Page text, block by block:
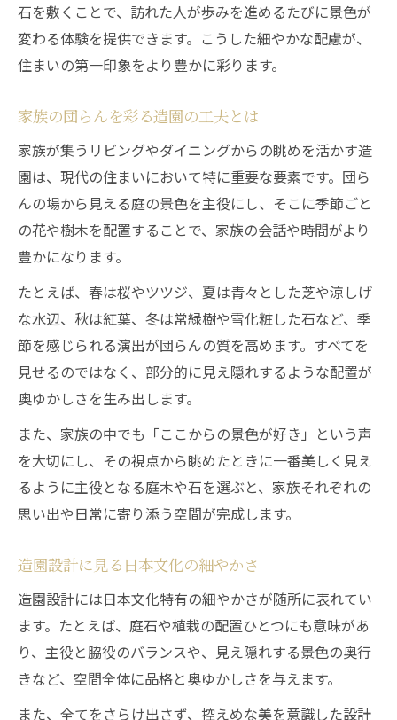
石を敷くことで、訪れた人が歩みを進めるたびに景色が
変わる体験を提供できます。こうした細やかな配慮が、
住まいの第一印象をより豊かに彩ります。
家族の団らんを彩る造園の工夫とは
家族が集うリビングやダイニングからの眺めを活かす造
園は、現代の住まいにおいて特に重要な要素です。団ら
んの場から見える庭の景色を主役にし、そこに季節ごと
の花や樹木を配置することで、家族の会話や時間がより
豊かになります。
たとえば、春は桜やツツジ、夏は青々とした芝や涼しげ
な水辺、秋は紅葉、冬は常緑樹や雪化粧した石など、季
節を感じられる演出が団らんの質を高めます。すべてを
見せるのではなく、部分的に見え隠れするような配置が
奥ゆかしさを生み出します。
また、家族の中でも「ここからの景色が好き」という声
を大切にし、その視点から眺めたときに一番美しく見え
るように主役となる庭木や石を選ぶと、家族それぞれの
思い出や日常に寄り添う空間が完成します。
造園設計に見る日本文化の細やかさ
造園設計には日本文化特有の細やかさが随所に表れてい
ます。たとえば、庭石や植栽の配置ひとつにも意味があ
り、主役と脇役のバランスや、見え隠れする景色の奥行
きなど、空間全体に品格と奥ゆかしさを与えます。
また、全てをさらけ出さず、控えめな美を意識した設計